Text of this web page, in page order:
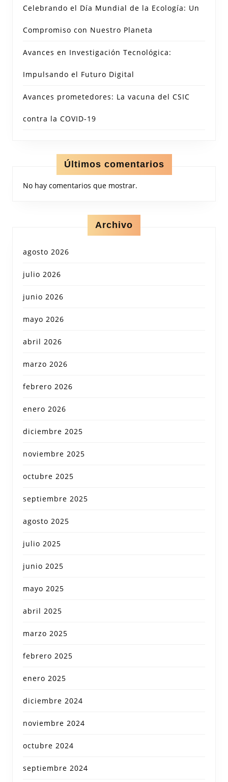
Celebrando el Día Mundial de la Ecología: Un
Compromiso con Nuestro Planeta
Avances en Investigación Tecnológica:
Impulsando el Futuro Digital
Avances prometedores: La vacuna del CSIC
contra la COVID-19
Últimos comentarios
No hay comentarios que mostrar.
Archivo
agosto 2026
julio 2026
junio 2026
mayo 2026
abril 2026
marzo 2026
febrero 2026
enero 2026
diciembre 2025
noviembre 2025
octubre 2025
septiembre 2025
agosto 2025
julio 2025
junio 2025
mayo 2025
abril 2025
marzo 2025
febrero 2025
enero 2025
diciembre 2024
noviembre 2024
octubre 2024
septiembre 2024